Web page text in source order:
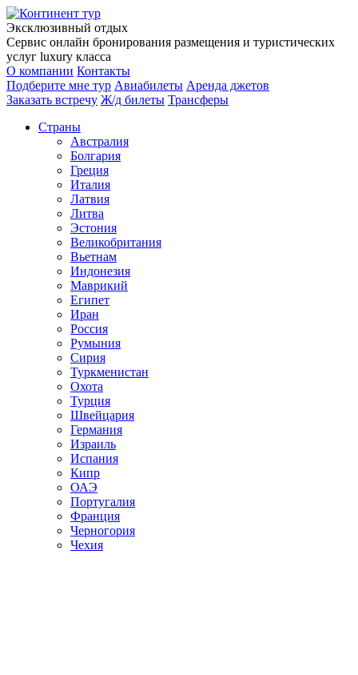
Эксклюзивный отдых
Сервис онлайн бронирования размещения и туристических
услуг luxury класса
О компании Контакты
Подберите мне тур Авиабилеты Аренда джетов
Заказать встречу Ж/д билеты Трансферы
Страны
Австралия
Болгария
Греция
Италия
Латвия
Литва
Эстония
Великобритания
Вьетнам
Индонезия
Маврикий
Египет
Иран
Россия
Румыния
Сирия
Туркменистан
Охота
Турция
Швейцария
Германия
Израиль
Испания
Кипр
ОАЭ
Португалия
Франция
Черногория
Чехия